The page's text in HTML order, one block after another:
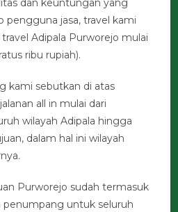
dan keuntungan yang
pengguna jasa, travel kami
Adipala Purworejo mulai
ribu rupiah).
kami sebutkan di atas
all in mulai dari
wilayah Adipala hingga
dalam hal ini wilayah
Purworejo sudah termasuk
penumpang untuk seluruh